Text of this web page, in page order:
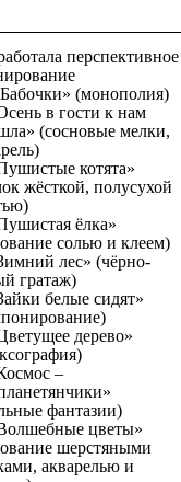
перспективное
(монополия)
в гости к нам
(сосновые мелки,
котята»
жёсткой, полусухой
ёлка»
солью и клеем)
лес» (чёрно-
гратаж)
белые сидят»
дерево»
–
фантазии)
цветы»
шерстяными
акварелью и